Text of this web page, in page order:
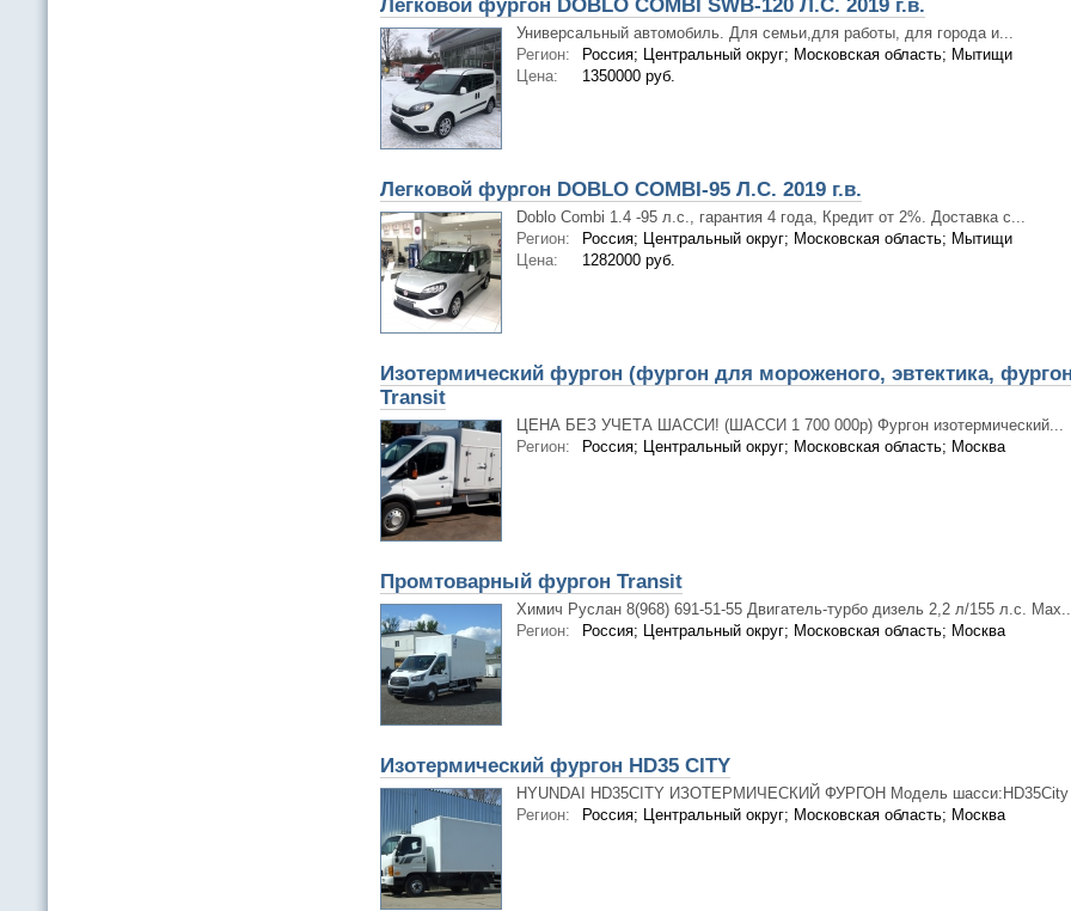
Легковой фургон DOBLO COMBI SWB-120 Л.С. 2019 г.в.
Универсальный автомобиль. Для семьи,для работы, для города и...
Регион:
Россия; Центральный округ; Московская область; Мытищи
Цена:
1350000 руб.
Легковой фургон DOBLO COMBI-95 Л.С. 2019 г.в.
Doblo Combi 1.4 -95 л.с., гарантия 4 года, Кредит от 2%. Доставка с...
Регион:
Россия; Центральный округ; Московская область; Мытищи
Цена:
1282000 руб.
Изотермический фургон (фургон для мороженого, эвтектика,
Transit
ЦЕНА БЕЗ УЧЕТА ШАССИ! (ШАССИ 1 700 000р) Фургон изотермический...
Регион:
Россия; Центральный округ; Московская область; Москва
Промтоварный фургон Transit
Химич Руслан 8(968) 691-51-55 Двигатель-турбо дизель 2,2 л/155 л.с.
Регион:
Россия; Центральный округ; Московская область; Москва
Изотермический фургон HD35 CITY
HYUNDAI HD35CITY ИЗОТЕРМИЧЕСКИЙ ФУРГОН Модель шасси:HD35City
Регион:
Россия; Центральный округ; Московская область; Москва